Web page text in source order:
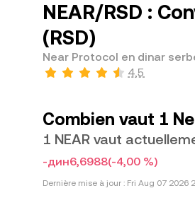
NEAR/RSD :
(RSD)
Near Protocol en dinar
4,5
Combien vaut 1
1 NEAR vaut
-дин6,6988(-4,00 %)
Dernière mise à jour : Fri Aug 07 2026